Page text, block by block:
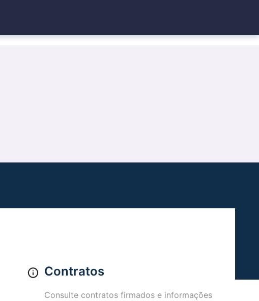
Contratos
Consulte contratos firmados e informações